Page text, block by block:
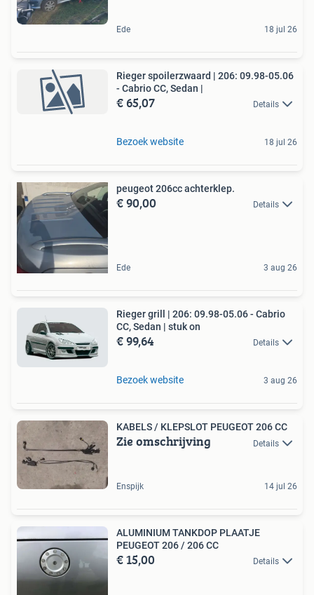
Ede 18 jul 26
Rieger spoilerzwaard | 206: 09.98-05.06
- Cabrio CC, Sedan |
€ 65,07 Details
Bezoek website 18 jul 26
peugeot 206cc achterklep.
€ 90,00 Details
Ede 3 aug 26
Rieger grill | 206: 09.98-05.06 - Cabrio
CC, Sedan | stuk on
€ 99,64 Details
Bezoek website 3 aug 26
KABELS / KLEPSLOT PEUGEOT 206 CC
Zie omschrijving Details
Enspijk 14 jul 26
ALUMINIUM TANKDOP PLAATJE
PEUGEOT 206 / 206 CC
€ 15,00 Details